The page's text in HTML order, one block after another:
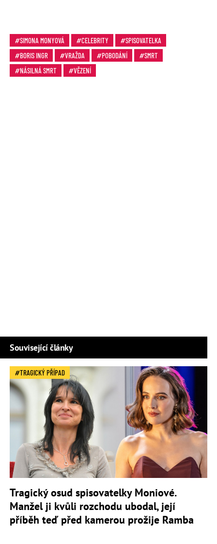
SIMONA MONYOVÁ CELEBRITY
SPISOVATELKA
BORIS INGR
VRAŽDA POBODÁNÍ
SMRT
NÁSILNÁ SMRT
VĚZENÍ
Související články
TRAGICKÝ PŘÍPAD
Tragický osud spisovatelky Moniové.
Manžel ji kvůli rozchodu ubodal, její
příběh teď před kamerou prožije Ramba